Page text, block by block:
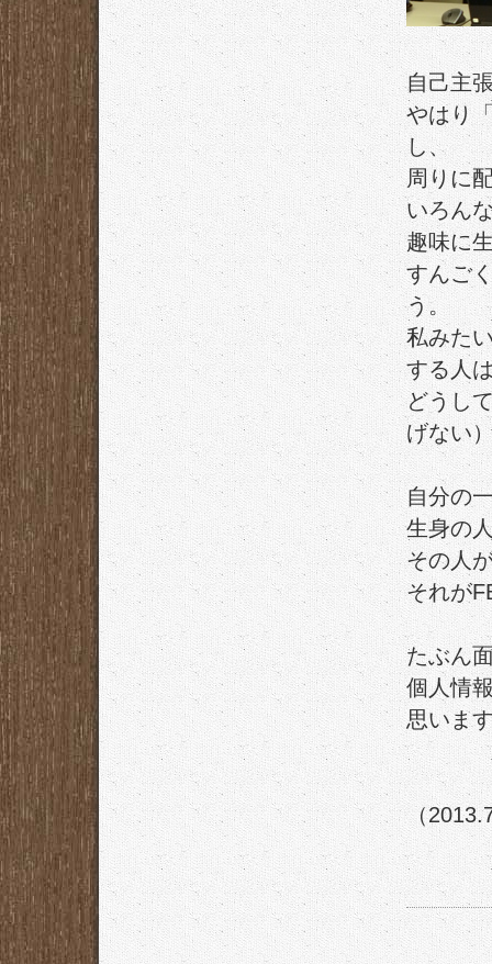
自己主
やはり
し、
周りに
いろん
趣味に
すんご
う。
私みた
する人
どうし
げない
自分の
生身の
その人
それが
たぶん
個人情
思いま
（